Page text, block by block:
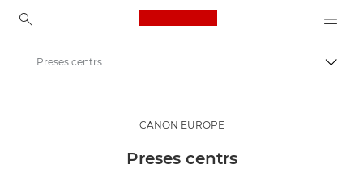
Canon Logo, back to
Preses centrs
CANON EUROPE
Preses centrs